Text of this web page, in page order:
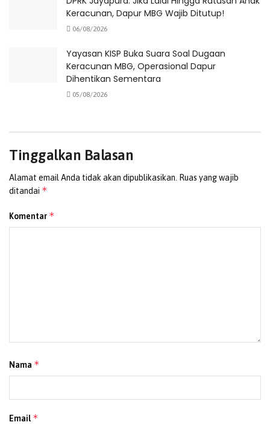
Kasat Lantas Polres Jayapura menekankan pentingnya
mematuhi aturan berlalu lintas dan menghindari
“Kami mengingatkan seluruh masyarakat untuk selalu
berhati-hati di jalan, menggunakan perlengkapan
keselamatan seperti helm, dan tidak memaksakan diri
Tags: Jayapura Laka Lantas
Keracunan, Dapur MBG Wajib Ditutup!
06/08/2026
Yayasan KISP Buka Suara Soal Dugaan
Keracunan MBG, Operasional Dapur
Dihentikan Sementara
05/08/2026
Tinggalkan Balasan
Alamat email Anda tidak akan dipublikasikan. Ruas yang wajib
ditandai *
Komentar *
Nama *
Email*